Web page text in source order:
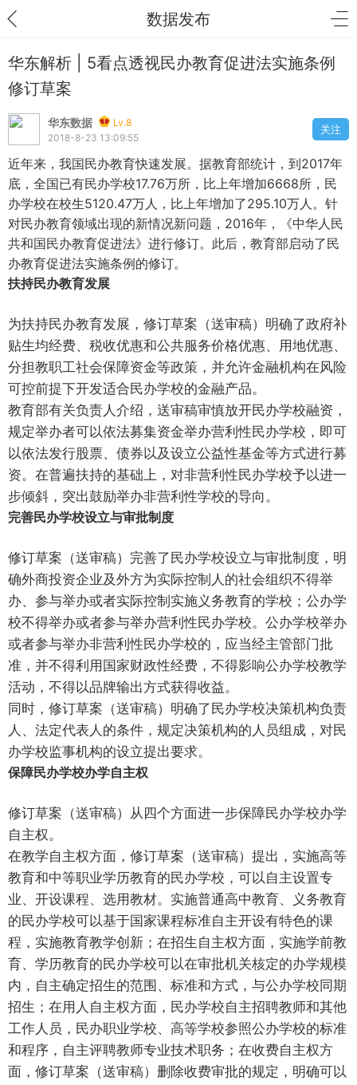
数据发布
华东解析 | 5看点透视民办教育促进法实施条例
修订草案
华东数据
Lv.8
2018-8-23 13:09:55
关注
近年来，我国民办教育快速发展。据教育部统计，到2017年
底，全国已有民办学校17.76万所，比上年增加6668所，民
办学校在校生5120.47万人，比上年增加了295.10万人。针
对民办教育领域出现的新情况新问题，2016年，《中华人民
共和国民办教育促进法》进行修订。此后，教育部启动了民
办教育促进法实施条例的修订。
扶持民办教育发展
为扶持民办教育发展，修订草案（送审稿）明确了政府补
贴生均经费、税收优惠和公共服务价格优惠、用地优惠、
分担教职工社会保障资金等政策，并允许金融机构在风险
可控前提下开发适合民办学校的金融产品。
教育部有关负责人介绍，送审稿审慎放开民办学校融资，
规定举办者可以依法募集资金举办营利性民办学校，即可
以依法发行股票、债券以及设立公益性基金等方式进行募
资。在普遍扶持的基础上，对非营利性民办学校予以进一
步倾斜，突出鼓励举办非营利性学校的导向。
完善民办学校设立与审批制度
修订草案（送审稿）完善了民办学校设立与审批制度，明
确外商投资企业及外方为实际控制人的社会组织不得举
办、参与举办或者实际控制实施义务教育的学校；公办学
校不得举办或者参与举办营利性民办学校。公办学校举办
或者参与举办非营利性民办学校的，应当经主管部门批
准，并不得利用国家财政性经费，不得影响公办学校教学
活动，不得以品牌输出方式获得收益。
同时，修订草案（送审稿）明确了民办学校决策机构负责
人、法定代表人的条件，规定决策机构的人员组成，对民
办学校监事机构的设立提出要求。
保障民办学校办学自主权
修订草案（送审稿）从四个方面进一步保障民办学校办学
自主权。
在教学自主权方面，修订草案（送审稿）提出，实施高等
教育和中等职业学历教育的民办学校，可以自主设置专
业、开设课程、选用教材。实施普通高中教育、义务教育
的民办学校可以基于国家课程标准自主开设有特色的课
程，实施教育教学创新；在招生自主权方面，实施学前教
育、学历教育的民办学校可以在审批机关核定的办学规模
内，自主确定招生的范围、标准和方式，与公办学校同期
招生；在用人自主权方面，民办学校自主招聘教师和其他
工作人员，民办职业学校、高等学校参照公办学校的标准
和程序，自主评聘教师专业技术职务；在收费自主权方
面，修订草案（送审稿）删除收费审批的规定，明确可以